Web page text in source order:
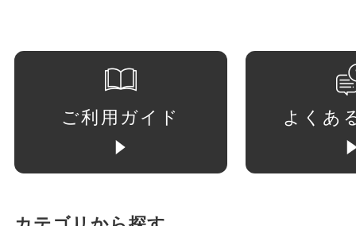
ご利用ガイド よくあ